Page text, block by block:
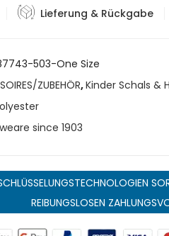
Lieferung & Rückgabe
503-One Size
ZUBEHÖR,Kinder Schals &
since 1903
REIBUNGSLOSEN